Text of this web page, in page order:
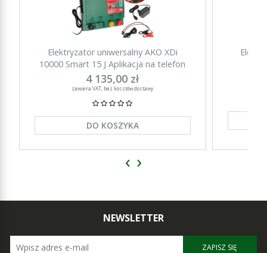
Elektryzator uniwersalny AKO XDi
10000 Smart 15 J Aplikacja na telefon
4 135,00 zł
zawiera VAT, bez kosztów dostawy
DO KOSZYKA
‹ ›
NEWSLETTER
ZAPISZ SIĘ